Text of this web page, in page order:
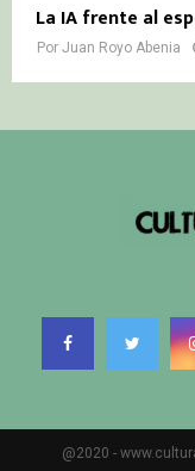
La IA frente al
Por Juan Royo Abenia
@2020 -